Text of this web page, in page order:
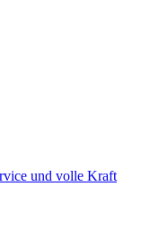
und volle Kraft